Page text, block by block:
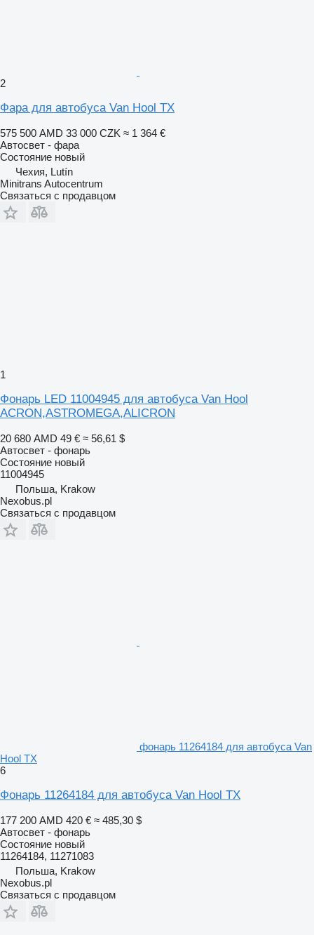
2
Фара для автобуса Van Hool TX
575 500 AMD 33 000 CZK ≈ 1 364 €
Автосвет - фара
Состояние новый
Чехия, Lutín
Minitrans Autocentrum
Связаться с продавцом
1
Фонарь LED 11004945 для автобуса Van Hool
ACRON,ASTROMEGA,ALICRON
20 680 AMD 49 € ≈ 56,61 $
Автосвет - фонарь
Состояние новый
11004945
Польша, Krakow
Nexobus.pl
Связаться с продавцом
фонарь 11264184 для автобуса Van
Hool TX
6
Фонарь 11264184 для автобуса Van Hool TX
177 200 AMD 420 € ≈ 485,30 $
Автосвет - фонарь
Состояние новый
11264184, 11271083
Польша, Krakow
Nexobus.pl
Связаться с продавцом